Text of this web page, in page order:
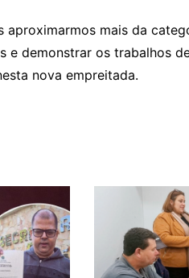
mais da
e demonstrar os trabalhos
nova empreitada.